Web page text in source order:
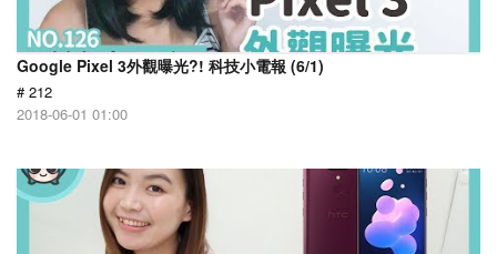
Google Pixel 3外觀曝光?! 科技小電報 (6/1)
# 212
2018-06-01 01:00